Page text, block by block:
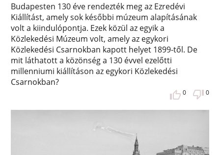
Budapesten 130 éve rendezték meg az Ezredévi
Kiállítást, amely sok későbbi múzeum alapításának
volt a kiindulópontja. Ezek közül az egyik a
Közlekedési Múzeum volt, amely az egykori
Közlekedési Csarnokban kapott helyet 1899-től. De
mit láthatott a közönség a 130 évvel ezelőtti
millenniumi kiállításon az egykori Közlekedési
Csarnokban?
0 0